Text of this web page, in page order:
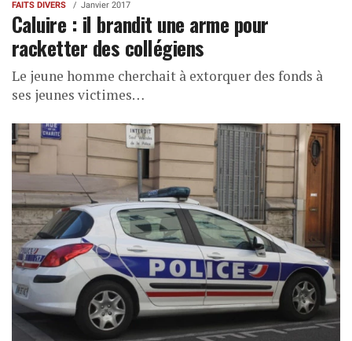
FAITS DIVERS Janvier 2017
Caluire : il brandit une arme pour
racketter des collégiens
Le jeune homme cherchait à extorquer des fonds à
ses jeunes victimes…